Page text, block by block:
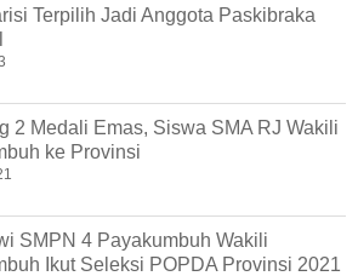
Terpilih Jadi Anggota Paskibraka
2 Medali Emas, Siswa SMA RJ Wakili
ke Provinsi
SMPN 4 Payakumbuh Wakili
Ikut Seleksi POPDA Provinsi 2021